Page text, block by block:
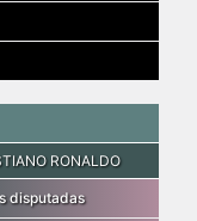
RONALDO
disputadas